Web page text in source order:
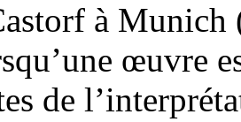
à Munich
œuvre
de